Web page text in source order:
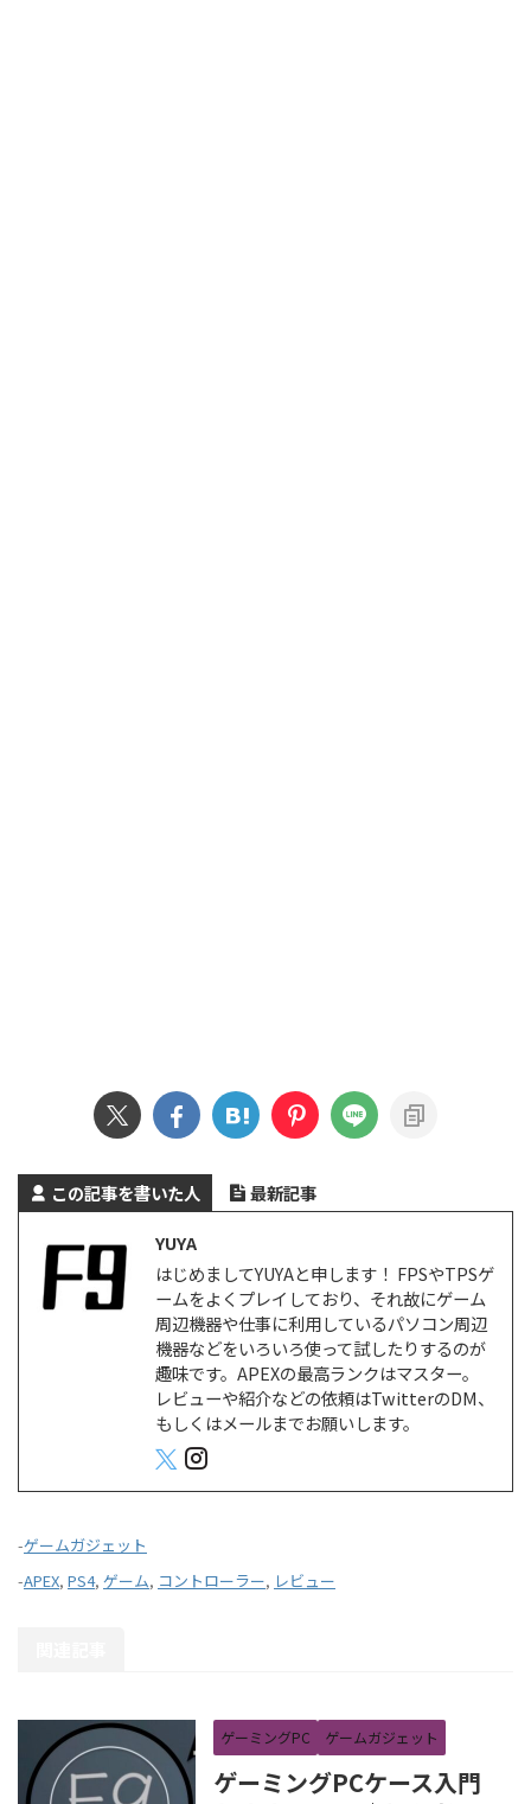
この記事を書いた人
最新記事
YUYA
はじめましてYUYAと申します！ FPSやTPSゲ
ームをよくプレイしており、それ故にゲーム
周辺機器や仕事に利用しているパソコン周辺
機器などをいろいろ使って試したりするのが
趣味です。APEXの最高ランクはマスター。
レビューや紹介などの依頼はTwitterのDM、
もしくはメールまでお願いします。
-ゲームガジェット
-APEX, PS4, ゲーム, コントローラー, レビュー
ゲーミングPC ゲームガジェット
ゲーミングPCケース入門